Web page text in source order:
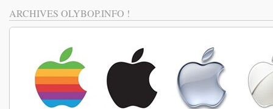
ARCHIVES OLYBOP.INFO !